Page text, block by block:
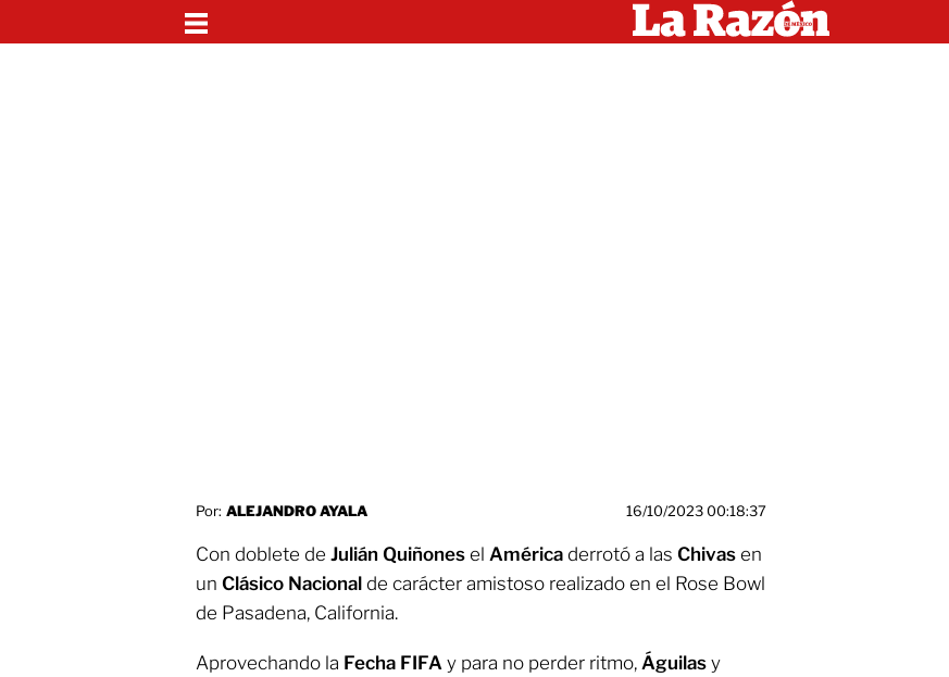
Por: ALEJANDRO AYALA 16/10/2023 00:18:37
Con doblete de Julián Quiñones el América derrotó a las Chivas en
un Clásico Nacional de carácter amistoso realizado en el Rose Bowl
de Pasadena, California.
Aprovechando la Fecha FIFA y para no perder ritmo, Águilas y